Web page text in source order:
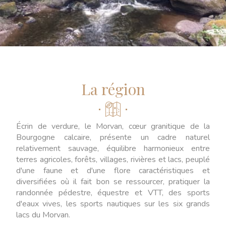
La région
Écrin de verdure, le Morvan, cœur granitique de la
Bourgogne calcaire, présente un cadre naturel
relativement sauvage, équilibre harmonieux entre
terres agricoles, forêts, villages, rivières et lacs, peuplé
d'une faune et d'une flore caractéristiques et
diversifiées où il fait bon se ressourcer, pratiquer la
randonnée pédestre, équestre et VTT, des sports
d'eaux vives, les sports nautiques sur les six grands
lacs du Morvan.